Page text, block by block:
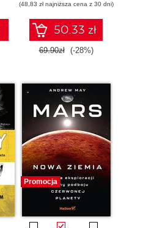
ginekologicznym
(ale nigdy Ci nie
powiedziano)
(48,83 zł najniższa cena z 30 dni)
50.33 zł
69.90zł (-28%)
Promocja